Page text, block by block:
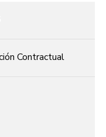
Contractual